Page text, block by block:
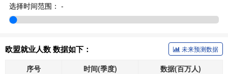
选择时间范围： -
欧盟就业人数 数据如下： 未来预测数据
序号 时间(季度)
数据(百万人)